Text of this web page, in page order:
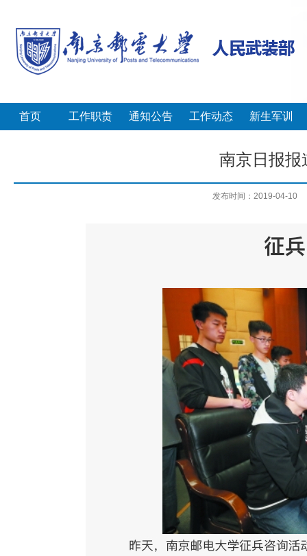
首页 工作职责 通知公告 工作动态 新生军训
南京日报报
发布时间：2019-04-10